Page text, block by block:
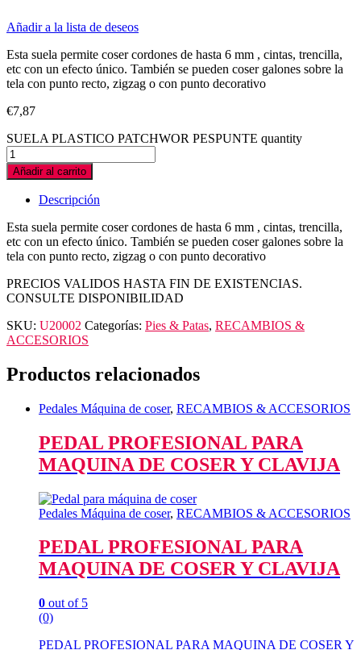
Añadir a la lista de deseos
Esta suela permite coser cordones de hasta 6 mm , cintas, trencilla,
etc con un efecto único. También se pueden coser galones sobre la
tela con punto recto, zigzag o con punto decorativo
€7,87
SUELA PLASTICO PATCHWOR PESPUNTE quantity
Añadir al carrito
Descripción
Esta suela permite coser cordones de hasta 6 mm , cintas, trencilla,
etc con un efecto único. También se pueden coser galones sobre la
tela con punto recto, zigzag o con punto decorativo
PRECIOS VALIDOS HASTA FIN DE EXISTENCIAS.
CONSULTE DISPONIBILIDAD
SKU: U20002 Categorías: Pies & Patas, RECAMBIOS &
ACCESORIOS
Productos relacionados
Pedales Máquina de coser, RECAMBIOS & ACCESORIOS
PEDAL PROFESIONAL PARA
MAQUINA DE COSER Y CLAVIJA
Pedales Máquina de coser, RECAMBIOS & ACCESORIOS
PEDAL PROFESIONAL PARA
MAQUINA DE COSER Y CLAVIJA
0 out of 5
(0)
PEDAL PROFESIONAL PARA MAQUINA DE COSER Y